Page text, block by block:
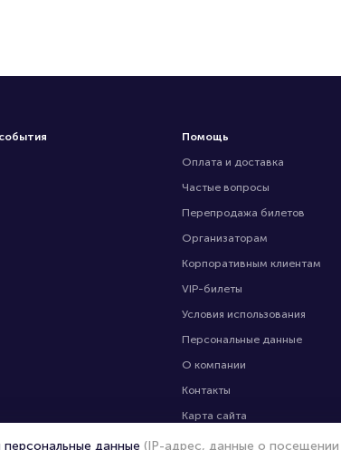
Помощь
Оплата и доставка
Частые вопросы
Перепродажа билетов
Организаторам
Корпоративным клиентам
VIP-билеты
Условия использования
Персональные данные
О компании
Контакты
Карта сайта
Управление cookies
данные (IP-адрес, данные о посещении